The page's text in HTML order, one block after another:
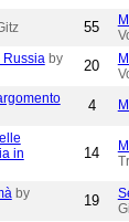
55
Russia by
20
4
in
14
by
19